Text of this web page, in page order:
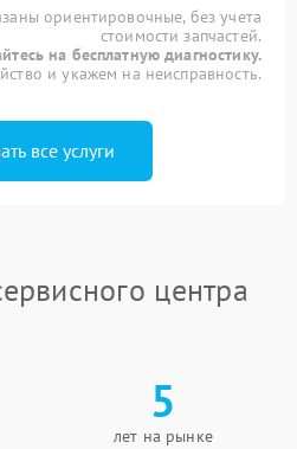
ориентировочные, без учета
стоимости запчастей.
на бесплатную диагностику.
и укажем на неисправность.
все услуги
центра
5
лет на рынке